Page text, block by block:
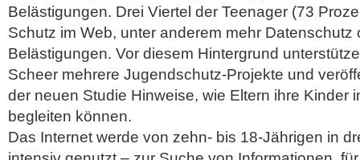
Belästigungen. Drei Viertel der Teenager (73
Schutz im Web, unter anderem mehr Datenschutz
Belästigungen. Vor diesem Hintergrund
Scheer mehrere Jugendschutz-Projekte und
der neuen Studie Hinweise, wie Eltern ihre Kinder
begleiten können.
Das Internet werde von zehn- bis 18-Jährigen in